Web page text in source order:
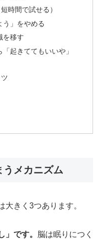
時間で試せる）
う」をやめる
を移す
起きててもいいや」
メカニズム
大きく3つあります。
」です。
脳は眠りにつく